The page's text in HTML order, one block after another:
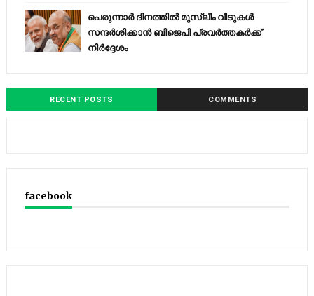
പെരുന്നാര്‍ ദിനത്തില്‍ മുസ്ലീം വീടുകള്‍
സന്ദര്‍ശിക്കാന്‍ ബിജെപി പ്രവര്‍ത്തകര്‍ക്ക്
നിര്‍ദ്ദേശം
RECENT POSTS COMMENTS
facebook